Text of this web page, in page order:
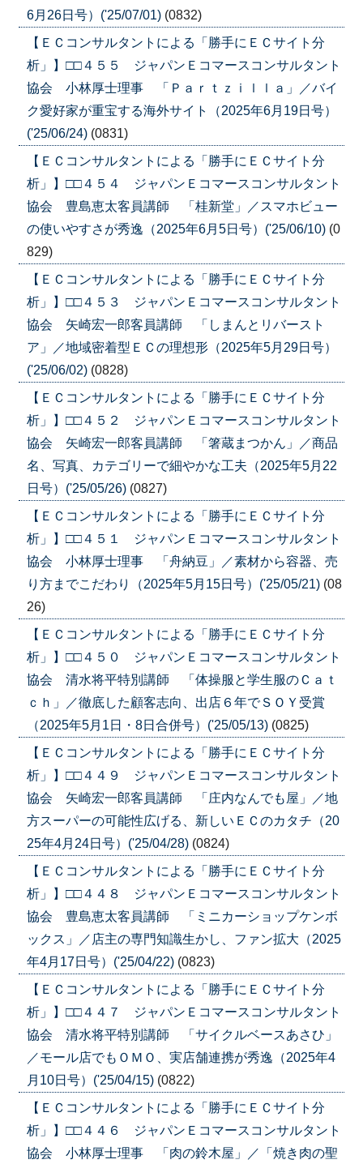
6月26日号）('25/07/01) (0832)
【ＥＣコンサルタントによる「勝手にＥＣサイト分
析」】□□４５５ ジャパンＥコマースコンサルタント
協会 小林厚士理事 「Ｐａｒｔｚｉｌｌａ」／バイ
ク愛好家が重宝する海外サイト（2025年6月19日号）
('25/06/24) (0831)
【ＥＣコンサルタントによる「勝手にＥＣサイト分
析」】□□４５４ ジャパンＥコマースコンサルタント
協会 豊島恵太客員講師 「桂新堂」／スマホビュー
の使いやすさが秀逸（2025年6月5日号）('25/06/10) (0
829)
【ＥＣコンサルタントによる「勝手にＥＣサイト分
析」】□□４５３ ジャパンＥコマースコンサルタント
協会 矢崎宏一郎客員講師 「しまんとリバースト
ア」／地域密着型ＥＣの理想形（2025年5月29日号）
('25/06/02) (0828)
【ＥＣコンサルタントによる「勝手にＥＣサイト分
析」】□□４５２ ジャパンＥコマースコンサルタント
協会 矢崎宏一郎客員講師 「箸蔵まつかん」／商品
名、写真、カテゴリーで細やかな工夫（2025年5月22
日号）('25/05/26) (0827)
【ＥＣコンサルタントによる「勝手にＥＣサイト分
析」】□□４５１ ジャパンＥコマースコンサルタント
協会 小林厚士理事 「舟納豆」／素材から容器、売
り方までこだわり（2025年5月15日号）('25/05/21) (08
26)
【ＥＣコンサルタントによる「勝手にＥＣサイト分
析」】□□４５０ ジャパンＥコマースコンサルタント
協会 清水将平特別講師 「体操服と学生服のＣａｔ
ｃｈ」／徹底した顧客志向、出店６年でＳＯＹ受賞
（2025年5月1日・8日合併号）('25/05/13) (0825)
【ＥＣコンサルタントによる「勝手にＥＣサイト分
析」】□□４４９ ジャパンＥコマースコンサルタント
協会 矢崎宏一郎客員講師 「庄内なんでも屋」／地
方スーパーの可能性広げる、新しいＥＣのカタチ（20
25年4月24日号）('25/04/28) (0824)
【ＥＣコンサルタントによる「勝手にＥＣサイト分
析」】□□４４８ ジャパンＥコマースコンサルタント
協会 豊島恵太客員講師 「ミニカーショップケンボ
ックス」／店主の専門知識生かし、ファン拡大（2025
年4月17日号）('25/04/22) (0823)
【ＥＣコンサルタントによる「勝手にＥＣサイト分
析」】□□４４７ ジャパンＥコマースコンサルタント
協会 清水将平特別講師 「サイクルベースあさひ」
／モール店でもＯＭＯ、実店舗連携が秀逸（2025年4
月10日号）('25/04/15) (0822)
【ＥＣコンサルタントによる「勝手にＥＣサイト分
析」】□□４４６ ジャパンＥコマースコンサルタント
協会 小林厚士理事 「肉の鈴木屋」／「焼き肉の聖